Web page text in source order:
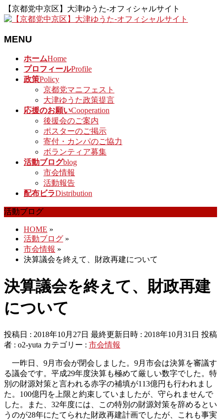
【京都党中京区】大津ゆうた-オフィシャルサイト
MENU
ホームHome
プロフィールProfile
政策Policy
京都党マニフェスト
大津ゆうた政策提言
応援のお願いCooperation
後援会のご案内
ポスターのご掲示
寄付・カンパのご協力
ボランティア募集
活動ブログblog
市会情報
活動報告
配布ビラDistribution
活動ブログ
HOME »
活動ブログ »
市会情報 »
決算議会を終えて、財政再建について
決算議会を終えて、財政再建
について
投稿日 : 2018年10月27日 最終更新日時 : 2018年10月31日 投稿
者 : o2-yuta カテゴリー : 市会情報
一昨日、9月市会が閉会しました。9月市会は決算を審議す
る議会です。平成29年度決算も極めて厳しい数字でした。特
別の財源対策と言われる赤字の補填が113億円も行われまし
た。100億円を上限と約束していましたが、守られませんで
した。また、32年度には、この特別の財源対策を辞めるとい
うのが28年にたてられた財政再建計画でしたが、これも事実